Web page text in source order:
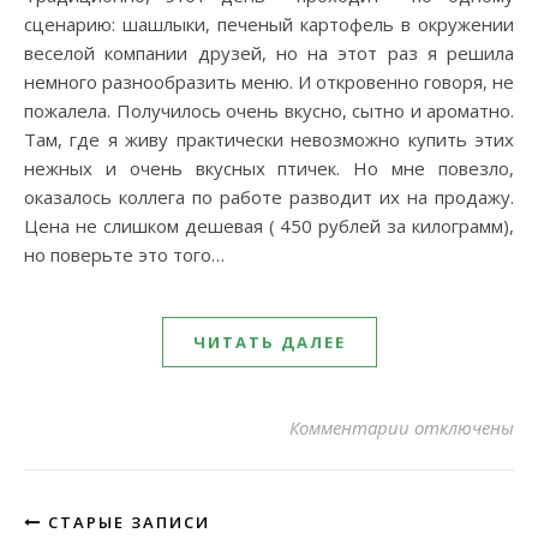
сценарию: шашлыки, печеный картофель в окружении
веселой компании друзей, но на этот раз я решила
немного разнообразить меню. И откровенно говоря, не
пожалела. Получилось очень вкусно, сытно и ароматно.
Там, где я живу практически невозможно купить этих
нежных и очень вкусных птичек. Но мне повезло,
оказалось коллега по работе разводит их на продажу.
Цена не слишком дешевая ( 450 рублей за килограмм),
но поверьте это того…
ЧИТАТЬ ДАЛЕЕ
Комментарии к записи
отключены
СТАРЫЕ ЗАПИСИ